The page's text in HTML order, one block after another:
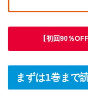
【初回90％
まずは1巻まで